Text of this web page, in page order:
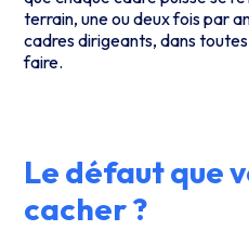
terrain, une ou deux fois par
cadres dirigeants, dans
faire.
Le défaut que
cacher ?